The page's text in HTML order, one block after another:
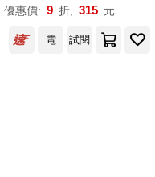
優惠價: 9 折, 315 元
電 試閱